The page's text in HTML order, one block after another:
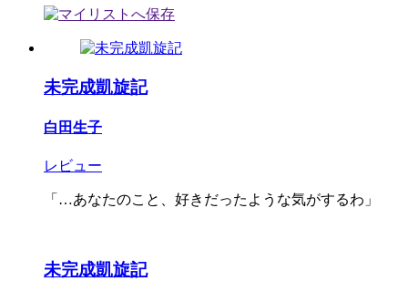
未完成凱旋記
白田生子
レビュー
「…あなたのこと、好きだったような気がするわ」
未完成凱旋記